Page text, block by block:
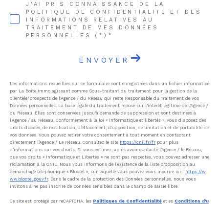
J'AI PRIS CONNAISSANCE DE LA
POLITIQUE DE CONFIDENTIALITÉ ET DES
INFORMATIONS RELATIVES AU
TRAITEMENT DE MES DONNÉES
PERSONNELLES (*)*
ENVOYER
Les informations recueillies sur ce formulaire sont enregistrées dans un fichier informatisé
par La Boite Immo agissant comme Sous-traitant du traitement pour la gestion de la
clientèle/prospects de l'Agence / du Réseau qui reste Responsable du Traitement de vos
Données personnelles. La base légale du traitement repose sur l'intérêt légitime de l'Agence /
du Réseau. Elles sont conservées jusqu'à demande de suppression et sont destinées à
l'Agence / au Réseau. Conformément à la loi « informatique et libertés », vous disposez des
droits d’accès, de rectification, d’effacement, d’opposition, de limitation et de portabilité de
vos données. Vous pouvez retirer votre consentement à tout moment en contactant
directement l’Agence / Le Réseau. Consultez le site https://cnil.fr/fr pour plus
d’informations sur vos droits. Si vous estimez, après avoir contacté l'Agence / le Réseau,
que vos droits « Informatique et Libertés » ne sont pas respectés, vous pouvez adresser une
réclamation à la CNIL. Nous vous informons de l’existence de la liste d'opposition au
démarchage téléphonique « Bloctel », sur laquelle vous pouvez vous inscrire ici : https://w
ww.bloctel.gouv.fr. Dans le cadre de la protection des Données personnelles, nous vous
invitons à ne pas inscrire de Données sensibles dans le champ de saisie libre.
Ce site est protégé par reCAPTCHA, les Politiques de Confidentialité et es Conditions d'u